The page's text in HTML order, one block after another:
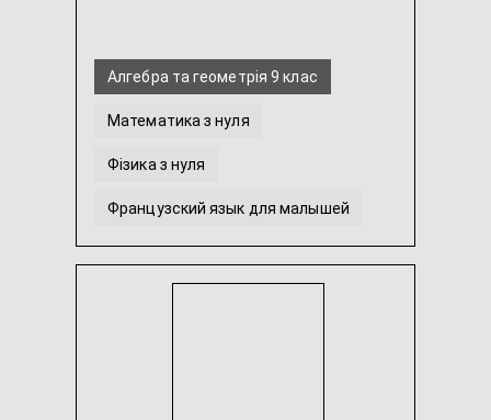
Алгебра та геометрія 9 клас
Математика з нуля
Фізика з нуля
Французский язык для малышей
Французька для початківців з нуля